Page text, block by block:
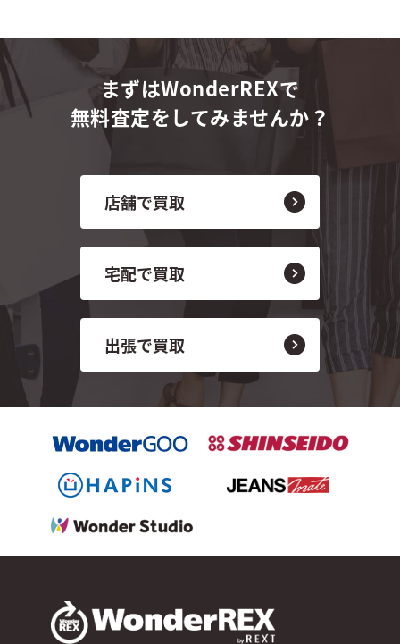
まずはWonderREXで
無料査定をしてみませんか？
店舗で買取
宅配で買取
出張で買取